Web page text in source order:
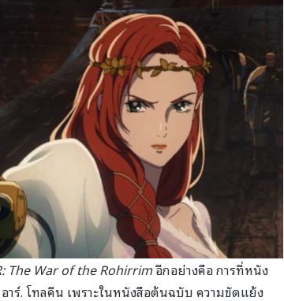
The War of the Rohirrimอีกอย่างคือ การที่หนัง
ร์. โทลคีน เพราะในหนังสือต้นฉบับ ความขัดแย้ง